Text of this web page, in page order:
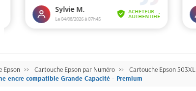
Epson Cartouche Epson par Numéro
Cartouche Epson 503XL
encre compatible Grande Capacité - Premium